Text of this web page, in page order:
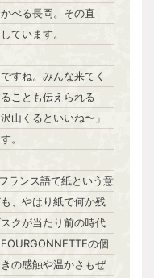
べる長岡。その直
ています。
すね。みんな来てく
ことも伝えられる
山くるといいね〜」
。
ランス語で紙という意
、やはり紙で何か残
クが当たり前の時代
の個
の感触や温かさもぜ